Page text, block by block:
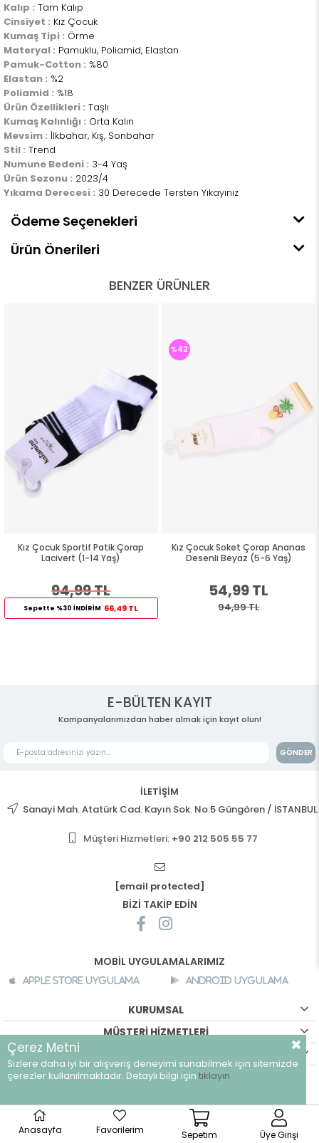
Kalıp : Tam Kalıp
Cinsiyet : Kız Çocuk
Kumaş Tipi : Örme
Materyal : Pamuklu, Poliamid, Elastan
Pamuk-Cotton : %80
Elastan : %2
Poliamid : %18
Ürün Özellikleri : Taşlı
Kumaş Kalınlığı : Orta Kalın
Mevsim : İlkbahar, Kış, Sonbahar
Stil : Trend
Numune Bedeni : 3-4 Yaş
Ürün Sezonu : 2023/4
Yıkama Derecesi : 30 Derecede Tersten Yıkayınız
Ödeme Seçenekleri
Ürün Önerileri
BENZER ÜRÜNLER
Kız Çocuk Sportif Patik Çorap
Lacivert (1-14 Yaş)
94,99 TL
Sepette %30 İNDİRİM 66,49 TL
Kız Çocuk Soket Çorap Ananas
Desenli Beyaz (5-6 Yaş)
54,99 TL
94,99 TL
%42
E-BÜLTEN KAYIT
Kampanyalarımızdan haber almak için kayıt olun!
GÖNDER
İLETİŞİM
Sanayi Mah. Atatürk Cad. Kayın Sok. No:5 Güngören / İSTANBUL
Müşteri Hizmetleri: +90 212 505 55 77
[email protected]
BİZİ TAKİP EDİN
MOBİL UYGULAMALARIMIZ
Apple Store Uygulama Android Uygulama
KURUMSAL
MÜŞTERİ HİZMETLERİ
©breeze.com.tr - Tüm hakları saklıdır.
Anasayfa Favorilerim Sepetim Üye Girişi
Çerez Metni
Sizlere daha iyi bir alışveriş deneyimi sunabilmek için sitemizde
çerezler kullanılmaktadır. Detaylı bilgi için tıklayın